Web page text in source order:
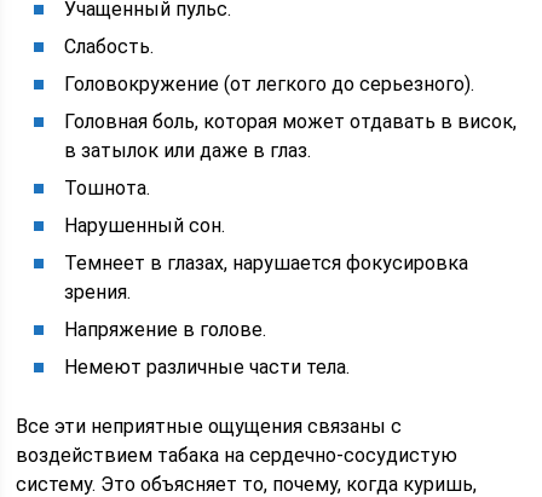
Учащенный пульс.
Слабость.
Головокружение (от легкого до серьезного).
Головная боль, которая может отдавать в висок,
в затылок или даже в глаз.
Тошнота.
Нарушенный сон.
Темнеет в глазах, нарушается фокусировка
зрения.
Напряжение в голове.
Немеют различные части тела.
Все эти неприятные ощущения связаны с
воздействием табака на сердечно-сосудистую
систему. Это объясняет то, почему, когда куришь,